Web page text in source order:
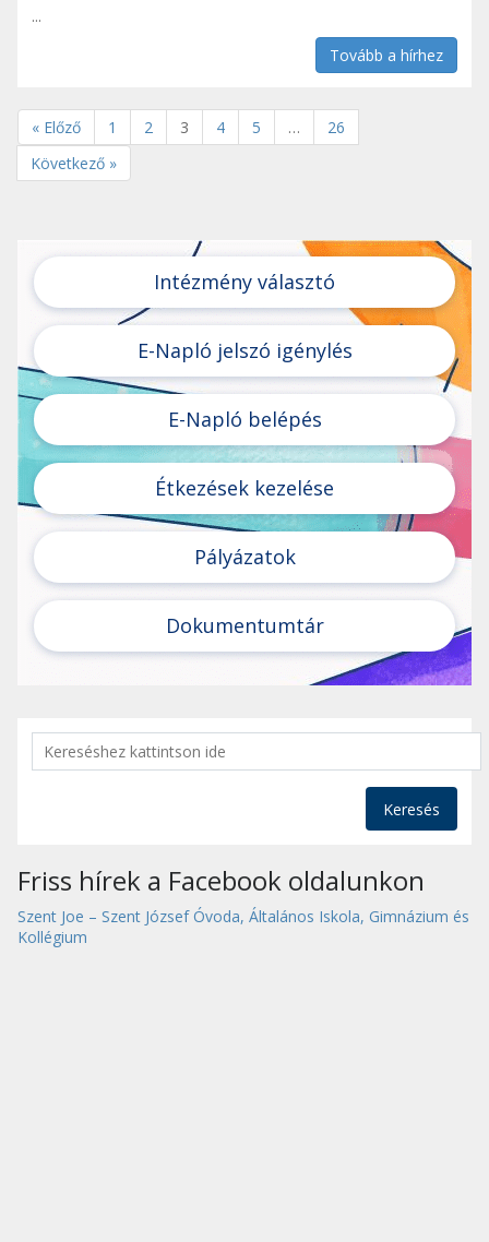
...
Tovább a hírhez
« Előző 1 2 3 4 5 …
26
Következő »
Intézmény választó
E-Napló jelszó igénylés
E-Napló belépés
Étkezések kezelése
Pályázatok
Dokumentumtár
Keresés
Friss hírek a Facebook oldalunkon
Szent Joe – Szent József Óvoda, Általános Iskola, Gimnázium és
Kollégium